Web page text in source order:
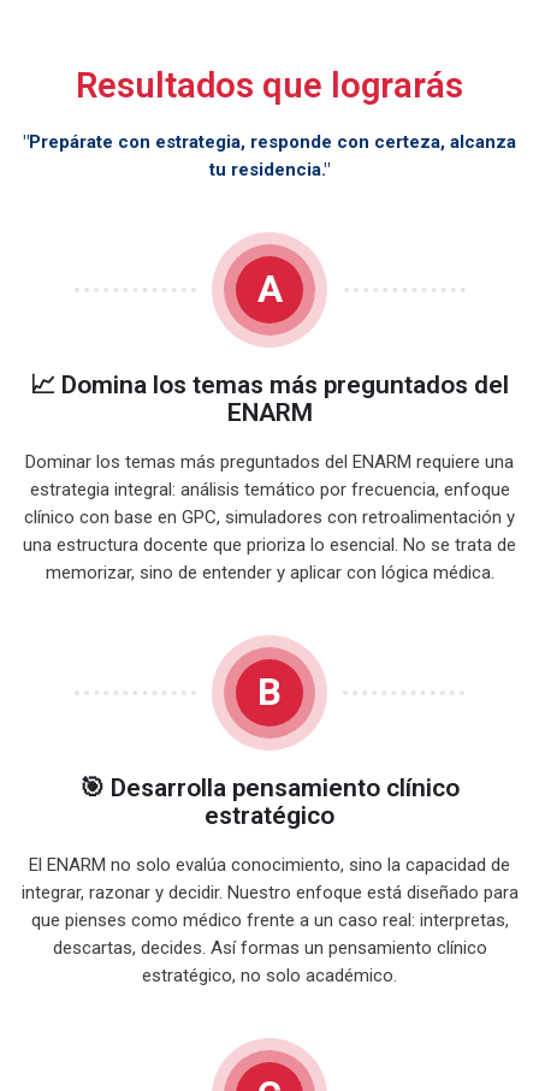
Resultados que lograrás
"Prepárate con estrategia, responde con certeza, alcanza
tu residencia."
A
📈 Domina los temas más preguntados del
ENARM
Dominar los temas más preguntados del ENARM requiere una
estrategia integral: análisis temático por frecuencia, enfoque
clínico con base en GPC, simuladores con retroalimentación y
una estructura docente que prioriza lo esencial. No se trata de
memorizar, sino de entender y aplicar con lógica médica.
B
🎯 Desarrolla pensamiento clínico
estratégico
El ENARM no solo evalúa conocimiento, sino la capacidad de
integrar, razonar y decidir. Nuestro enfoque está diseñado para
que pienses como médico frente a un caso real: interpretas,
descartas, decides. Así formas un pensamiento clínico
estratégico, no solo académico.